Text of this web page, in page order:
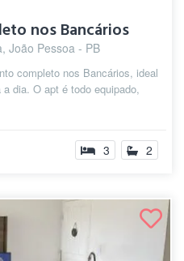
nos Bancários
João Pessoa - PB
completo nos Bancários, ideal
dia. O apt é todo equipado,
3 2